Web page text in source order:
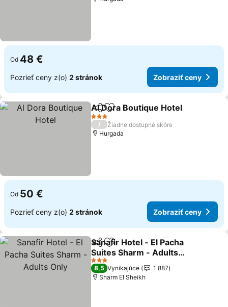
Od 48 €
Pozrieť ceny z(o) 2 stránok Zobraziť ceny
ZdieľaťPridať do obľúbených
Al Dora Boutique Hotel
3 Počet hviezdičiek
/
Žiadne dostupné skóre
Hurgada
Od 50 €
Pozrieť ceny z(o) 2 stránok Zobraziť ceny
ZdieľaťPridať do obľúbených
Sanafir Hotel - El Pacha
Suites Sharm - Adults
Only
3 Počet hviezdičiek
8,5 Vynikajúce
1 887
Sharm El Sheikh